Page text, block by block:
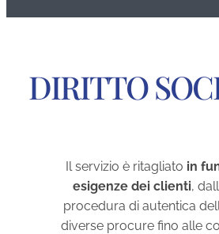
DIRITTO
Il servizio è ritagliato in
esigenze dei clienti,
procedura di autentica
diverse procure fino alle